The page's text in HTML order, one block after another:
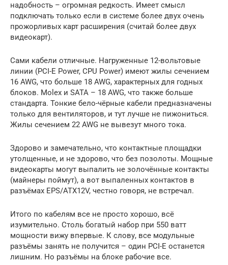
надобность – огромная редкость. Имеет смысл
подключать только если в системе более двух очень
прожорливых карт расширения (считай более двух
видеокарт).
Сами кабели отличные. Нагруженные 12-вольтовые
линии (PCI-E Power, CPU Power) имеют жилы сечением
16 AWG, что больше 18 AWG, характерных для годных
блоков. Molex и SATA – 18 AWG, что также больше
стандарта. Тонкие бело-чёрные кабели предназначены
только для вентиляторов, и тут лучше не пижониться.
Жилы сечением 22 AWG не вывезут много тока.
Здорово и замечательно, что контактные площадки
утолщенные, и не здорово, что без позолоты. Мощные
видеокарты могут выпалить не золочённые контакты
(майнеры поймут), а вот выпаленных контактов в
разъёмах EPS/ATX12V, честно говоря, не встречал.
Итого по кабелям все не просто хорошо, всё
изумительно. Столь богатый набор при 550 ватт
мощности вижу впервые. К слову, все модульные
разъёмы занять не получится – один PCI-E останется
лишним. Но разъёмы на блоке рабочие все.